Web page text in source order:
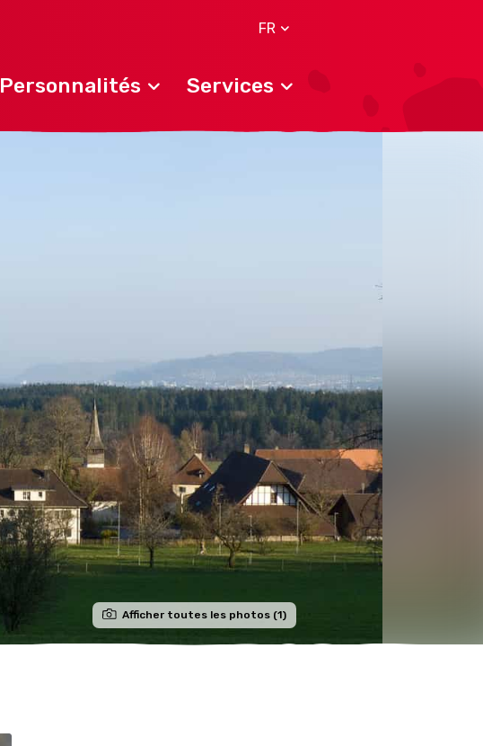
FR
Personnalités Services
Afficher toutes les photos (1)